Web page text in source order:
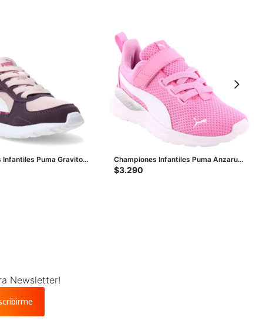
Infantiles Puma Graviton
Championes Infantiles Puma Anzarun
Lite Kids - Rosado - Blanco - Plateado
$3.290
Newsletter!